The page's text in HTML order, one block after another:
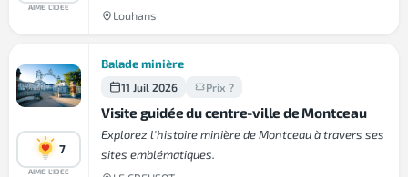
AIME L'IDEE
Louhans
7
AIME L'IDEE
Balade minière
11 Juil 2026 Prix ?
Visite guidée du centre-ville de Montceau
Explorez l'histoire minière de Montceau à travers ses
sites emblématiques.